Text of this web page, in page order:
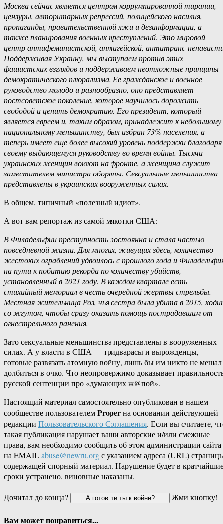
Москва сейчас является центром коррумпированной тирании,
цензуры, авторитарных репрессий, полицейского насилия,
пропаганды, правительственной лжи и дезинформации, а
также планирования военных преступлений. Это мировой
центр антифеминистской, антигейской, антитранс-
Поддерживая Украину, мы выступаем против этих
фашистских взглядов и поддерживаем неотложные принципы
демократического плюрализма. Ее гражданское и военное
руководство молодо и разнообразно, оно представляет
постсоветское поколение, которое научилось дорожить
свободой и ценить демократию. Его президент, который
является евреем и, таким образом, принадлежит к небольшому
национальному меньшинству, был избран 73% населения, а
теперь имеет еще более высокий уровень поддержки благодаря
своему выдающемуся руководству во время войны. Тысячи
украинских женщин воюют на фронте, а женщина служит
заместителем министра обороны. Сексуальные меньшинства
представлены в украинских вооруженных силах.
В общем, типичный «полезный идиот».
А вот вам репортаж из самой мякотки США:
В Филадельфии преступность постоянна и стала частью
повседневной жизни. Для многих, живущих здесь, количество
жестоких ограблений удвоилось с прошлого года и
на пути к побитию рекорда по количеству убийств,
установленный в 2021 году. В каждом квартале есть
стихийный мемориал в честь очередной жертвы стрельбы.
Местная жительница Роз, чья сестра была убита в 2015,
со жгутом, чтобы сразу оказать помощь пострадавшим от
огнестрельного ранения.
Зато сексуальные меньшинства представлены в вооруженных
силах. А у власти в США — тридварасы и вырожденцы,
готовые развязать атомную войну, лишь бы им никто не мешал
долбиться в очко. Что неопровержимо доказывает
русской сентенции про «думающих ж@пой».
Настоящий материал самостоятельно опубликован в нашем
сообществе пользователемProperна основании действующей
редакции Пользовательского Соглашения. Если вы считаете,
такая публикация нарушает ваши авторские и/или смежные
права, вам необходимо сообщить об этом администрации сайта
на EMAILabuse@newru.orgс указанием адреса (URL)
содержащей спорный материал. Нарушение будет в кратчайшие
сроки устранено, виновные наказаны.
Дочитал до конца?
Жми кнопку!
Вам может понравиться...